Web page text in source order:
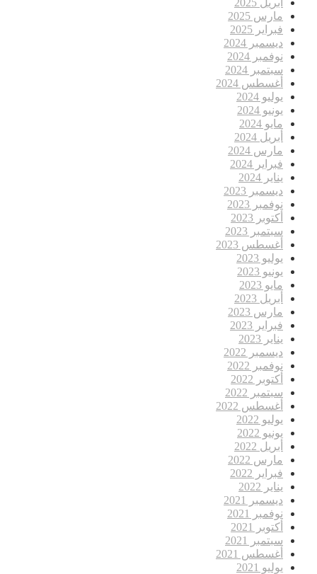
مارس 2025
فبراير 2025
ديسمبر 2024
نوفمبر 2024
سبتمبر 2024
أغسطس 2024
يوليو 2024
يونيو 2024
مايو 2024
أبريل 2024
مارس 2024
فبراير 2024
يناير 2024
ديسمبر 2023
نوفمبر 2023
أكتوبر 2023
سبتمبر 2023
أغسطس 2023
يوليو 2023
يونيو 2023
مايو 2023
أبريل 2023
مارس 2023
فبراير 2023
يناير 2023
ديسمبر 2022
نوفمبر 2022
أكتوبر 2022
سبتمبر 2022
أغسطس 2022
يوليو 2022
يونيو 2022
أبريل 2022
مارس 2022
فبراير 2022
يناير 2022
ديسمبر 2021
نوفمبر 2021
أكتوبر 2021
سبتمبر 2021
أغسطس 2021
يوليو 2021